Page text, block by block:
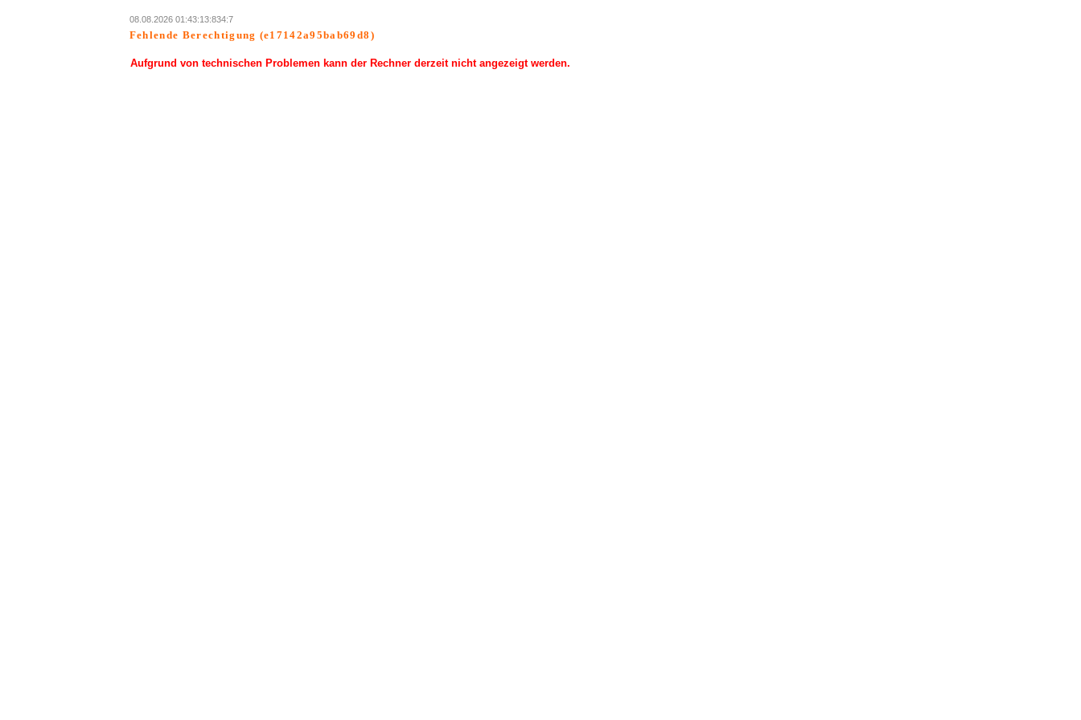
08.08.2026 01:43:13:834:7
Fehlende Berechtigung (e17142a95bab69d8)
Aufgrund von technischen Problemen kann der Rechner derzeit nicht angezeigt werden.